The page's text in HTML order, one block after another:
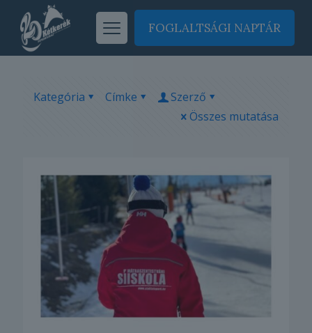
FOGLALTSÁGI NAPTÁR
Kategória Címke
Szerző
Összes mutatása